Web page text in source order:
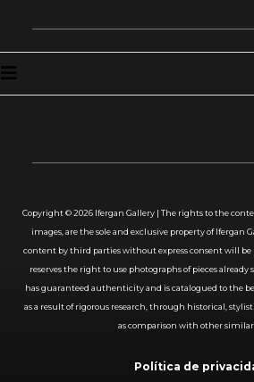
Copyright ©2026 Ifergan Gallery | The rights to the
images, are the sole and exclusive property of Ifergan
content by third parties without express consent will be
reserves the right to use photographs of pieces already
has guaranteed authenticity and is catalogued to the
as a result of rigorous research, through historical,
as comparison with other similar
Política de